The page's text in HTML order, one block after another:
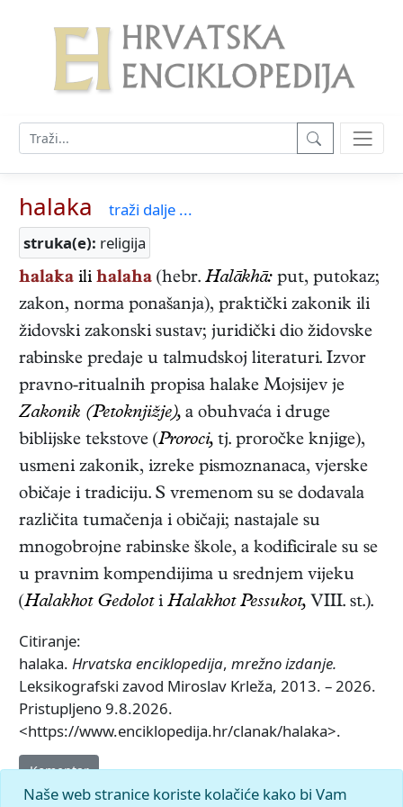
halaka
traži dalje ...
struka(e): religija
halaka ili halaha (hebr. Halākhā: put, putokaz;
zakon, norma ponašanja), praktički zakonik ili
židovski zakonski sustav; juridički dio židovske
rabinske predaje u talmudskoj literaturi. Izvor
pravno-ritualnih propisa halake Mojsijev je
Zakonik (Petoknjižje), a obuhvaća i druge
biblijske tekstove (Proroci, tj. proročke knjige),
usmeni zakonik, izreke pismoznanaca, vjerske
običaje i tradiciju. S vremenom su se dodavala
različita tumačenja i običaji; nastajale su
mnogobrojne rabinske škole, a kodificirale su se
u pravnim kompendijima u srednjem vijeku
(Halakhot Gedoloti Halakhot Pessukot, VIII. st.).
Citiranje:
halaka. Hrvatska enciklopedija, mrežno izdanje.
Leksikografski zavod Miroslav Krleža, 2013. – 2026.
Pristupljeno 9.8.2026.
<https://www.enciklopedija.hr/clanak/halaka>.
Komentar
Naše web stranice koriste kolačiće kako bi Vam